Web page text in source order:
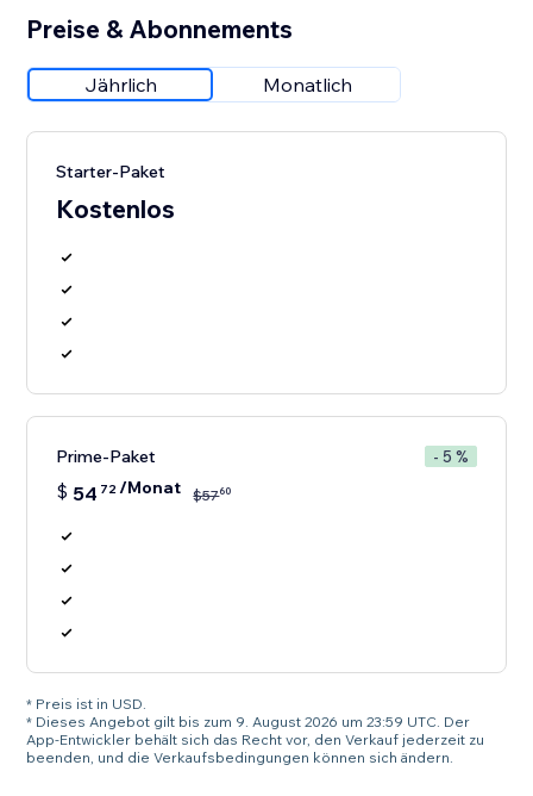
Preise & Abonnements
Jährlich Monatlich
Starter-Paket
Kostenlos
Prime-Paket - 5 %
$ 54 72/Monat $5760
* Preis ist in USD.
* Dieses Angebot gilt bis zum 9. August 2026 um 23:59 UTC. Der
App-Entwickler behält sich das Recht vor, den Verkauf jederzeit zu
beenden, und die Verkaufsbedingungen können sich ändern.